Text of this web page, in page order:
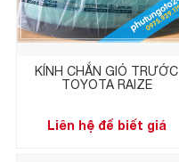
KÍNH CHẮN GIÓ TRƯỚC
TOYOTA RAIZE
Liên hệ để biết giá